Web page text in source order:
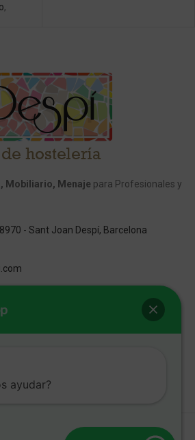
,
Mobiliario, Menaje para Profesionales y
- Sant Joan Despí, Barcelona
ayudar?